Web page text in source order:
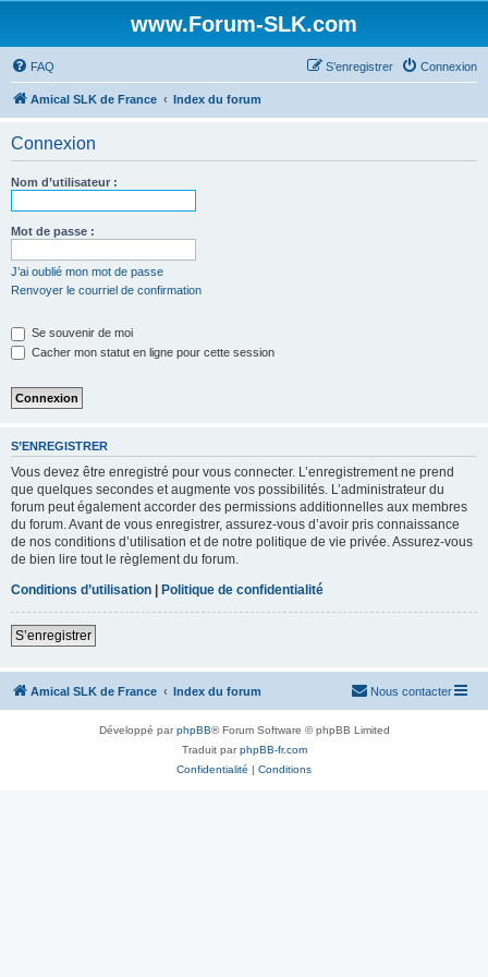
www.Forum-SLK.com
FAQ Connexion
S’enregistrer
Amical SLK de France Index du forum
Connexion
Nom d’utilisateur :
Mot de passe :
J’ai oublié mon mot de passe
Renvoyer le courriel de confirmation
Se souvenir de moi
Cacher mon statut en ligne pour cette session
S’ENREGISTRER
Vous devez être enregistré pour vous connecter. L’enregistrement ne prend
que quelques secondes et augmente vos possibilités. L’administrateur du
forum peut également accorder des permissions additionnelles aux membres
du forum. Avant de vous enregistrer, assurez-vous d’avoir pris connaissance
de nos conditions d’utilisation et de notre politique de vie privée. Assurez-vous
de bien lire tout le règlement du forum.
Conditions d’utilisation | Politique de confidentialité
S’enregistrer
Amical SLK de France Index du forum Nous contacter
Développé parphpBB® Forum Software © phpBB Limited
Traduit parphpBB-fr.com
Confidentialité | Conditions